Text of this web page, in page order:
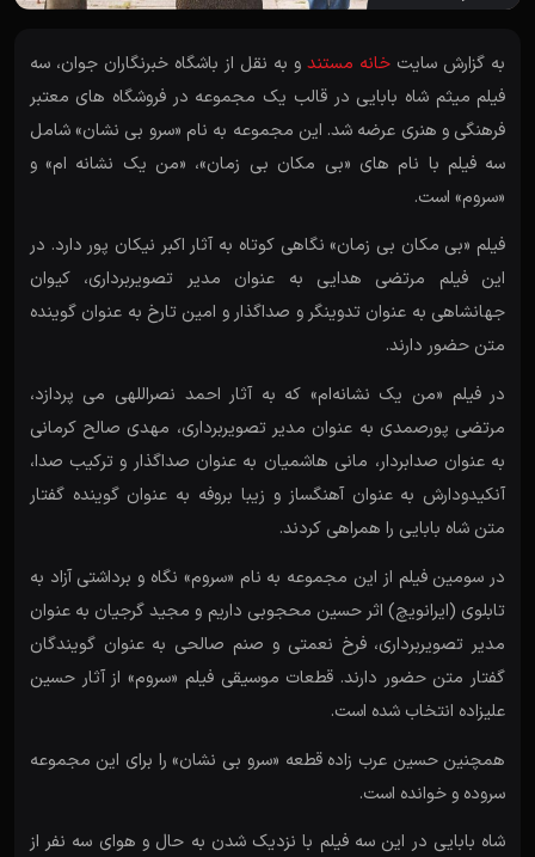
به گزارش سایت خانه مستندو به نقل از باشگاه خبرنگاران جوان، سه
فیلم میثم شاه بابایی در قالب یک مجموعه در فروشگاه های معتبر
فرهنگی و هنری عرضه شد. این مجموعه به نام «سرو بی نشان» شامل
سه فیلم با نام های «بی مکان بی زمان»، «من یک نشانه ام» و
«سروم» است.
فیلم «بی مکان بی زمان» نگاهی کوتاه به آثار اکبر نیکان پور دارد. در
این فیلم مرتضی هدایی به عنوان مدیر تصویربرداری، کیوان
جهانشاهی به عنوان تدوینگر و صداگذار و امین تارخ به عنوان گوینده
متن حضور دارند.
در فیلم «من یک نشانه‌ام» که به آثار احمد نصراللهی می پردازد،
مرتضی پورصمدی به عنوان مدیر تصویربرداری، مهدی صالح کرمانی
به عنوان صدابردار، مانی هاشمیان به عنوان صداگذار و ترکیب صدا،
آنکیدودارش به عنوان آهنگساز و زیبا بروفه به عنوان گوینده گفتار
متن شاه بابایی را همراهی کردند.
در سومین فیلم از این مجموعه به نام «سروم» نگاه و برداشتی آزاد به
تابلوی (ایرانویچ) اثر حسین محجوبی داریم و مجید گرجیان به عنوان
مدیر تصویربرداری، فرخ نعمتی و صنم صالحی به عنوان گویندگان
گفتار متن حضور دارند. قطعات موسیقی فیلم «سروم» از آثار حسین
علیزاده انتخاب شده است.
همچنین حسین عرب زاده قطعه «سرو بی نشان» را برای این مجموعه
سروده و خوانده است.
شاه بابایی در این سه فیلم با نزدیک شدن به حال و هوای سه نفر از